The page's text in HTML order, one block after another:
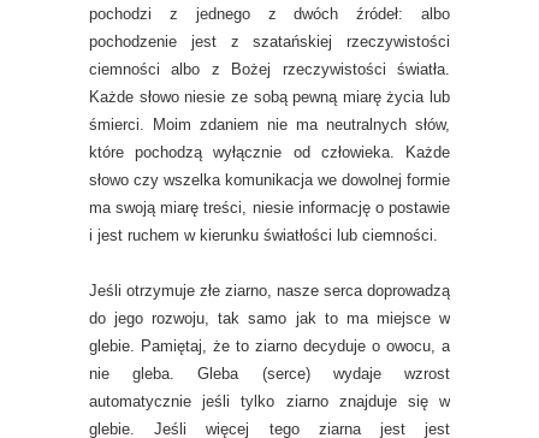
pochodzi z jednego z dwóch źródeł: albo
pochodzenie jest z szatańskiej rzeczywistości
ciemności albo z Bożej rzeczywistości światła.
Każde słowo niesie ze sobą pewną miarę życia lub
śmierci. Moim zdaniem nie ma neutralnych słów,
które pochodzą wyłącznie od człowieka. Każde
słowo czy wszelka komunikacja we dowolnej formie
ma swoją miarę treści, niesie informację o postawie
i jest ruchem w kierunku światłości lub ciemności.
Jeśli otrzymuje złe ziarno, nasze serca doprowadzą
do jego rozwoju, tak samo jak to ma miejsce w
glebie. Pamiętaj, że to ziarno decyduje o owocu, a
nie gleba. Gleba (serce) wydaje wzrost
automatycznie jeśli tylko ziarno znajduje się w
glebie. Jeśli więcej tego ziarna jest jest